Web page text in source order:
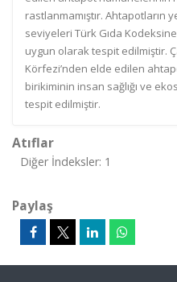
rastlanmamıştır. Ahtapotların
seviyeleri Türk Gıda
uygun olarak tespit edilmiştir.
Körfezi’nden elde edilen
birikiminin insan sağlığı ve
tespit edilmiştir.
Atıflar
Diğer İndeksler: 1
Paylaş